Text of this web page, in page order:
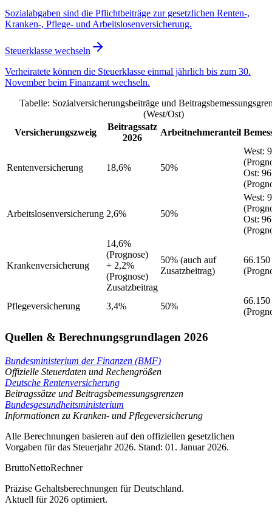
Sozialabgaben sind die Pflichtbeiträge zur gesetzlichen Renten-,
Kranken-, Pflege- und Arbeitslosenversicherung.
Steuerklasse wechseln
Verheiratete können die Steuerklasse einmal jährlich bis zum 30.
November beim Finanzamt wechseln.
Tabelle: Sozialversicherungsbeiträge und
(West/Ost)
Versicherungszweig
Beitragssatz
2026
Arbeitnehmeranteil
Rentenversicherung 18,6% 50%
West:
Ost:
Arbeitslosenversicherung 2,6% 50%
West:
Ost:
Krankenversicherung
14,6%
(Prognose)
+ 2,2%
(Prognose)
Zusatzbeitrag
50% (auch auf
Zusatzbeitrag)
66.150
Pflegeversicherung 3,4% 50%
66.150
Quellen & Berechnungsgrundlagen 2026
Bundesministerium der Finanzen (BMF)
Offizielle Steuerdaten und Rechengrößen
Deutsche Rentenversicherung
Beitragssätze und Beitragsbemessungsgrenzen
Bundesgesundheitsministerium
Informationen zu Kranken- und Pflegeversicherung
Alle Berechnungen basieren auf den offiziellen gesetzlichen
Vorgaben für das Steuerjahr 2026. Stand: 01. Januar 2026.
BruttoNettoRechner
Präzise Gehaltsberechnungen für Deutschland.
Aktuell für 2026 optimiert.